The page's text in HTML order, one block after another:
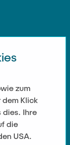
zum
Klick
dies. Ihre
die
USA.